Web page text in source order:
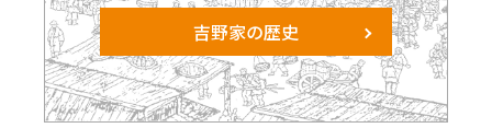
吉野家の歴史